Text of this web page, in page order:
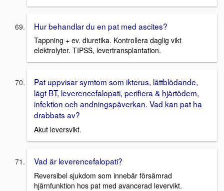
Hur behandlar du en pat med ascites?
Tappning + ev. diuretika. Kontrollera daglig vikt
elektrolyter. TIPSS, levertransplantation.
Pat uppvisar symtom som ikterus, lättblödande,
lågt BT, leverencefalopati, perifiera & hjärtödem,
infektion och andningspåverkan. Vad kan pat ha
drabbats av?
Akut leversvikt.
Vad är leverencefalopati?
Reversibel sjukdom som innebär försämrad
hjärnfunktion hos pat med avancerad levervikt.